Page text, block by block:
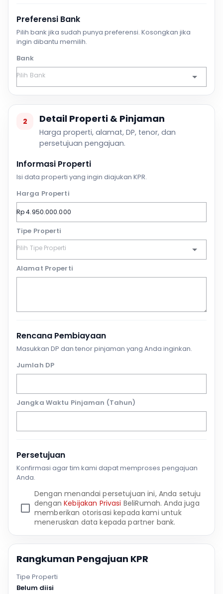
Preferensi Bank
Pilih bank jika sudah punya preferensi. Kosongkan jika
ingin dibantu memilih.
Bank
2 Detail Properti & Pinjaman
Harga properti, alamat, DP, tenor, dan
persetujuan pengajuan.
Informasi Properti
Isi data properti yang ingin diajukan KPR.
Harga Properti
Tipe Properti
Alamat Properti
Rencana Pembiayaan
Masukkan DP dan tenor pinjaman yang Anda inginkan.
Jumlah DP
Jangka Waktu Pinjaman (Tahun)
Persetujuan
Konfirmasi agar tim kami dapat memproses pengajuan
Anda.
Dengan menandai persetujuan ini, Anda setuju
denganKebijakan Privasi BeliRumah. Anda juga
memberikan otorisasi kepada kami untuk
meneruskan data kepada partner bank.
Rangkuman Pengajuan KPR
Tipe Properti
Belum diisi